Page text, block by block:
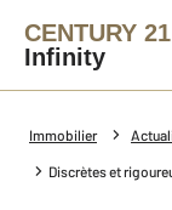
CENTURY 21
Infinity
Immobilier
Discrètes et